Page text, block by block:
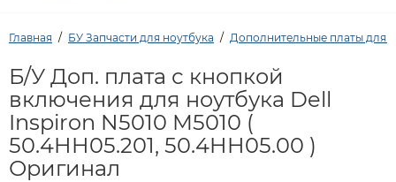
Главная БУ Запчасти для ноутбука Дополнительные платы для
Б/У Доп. плата с кнопкой
включения для ноутбука Dell
Inspiron N5010 M5010 (
50.4HH05.201, 50.4HH05.00 )
Оригинал